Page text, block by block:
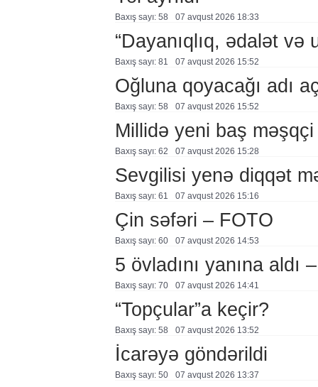
Baxış sayı: 58 07 avqust 2026 18:33
“Dayanıqlıq, ədalət
Baxış sayı: 81 07 avqust 2026 15:52
Oğluna qoyacağı adı
Baxış sayı: 58 07 avqust 2026 15:52
Millidə yeni baş məşqçi
Baxış sayı: 62 07 avqust 2026 15:28
Sevgilisi yenə diqqət
Baxış sayı: 61 07 avqust 2026 15:16
Çin səfəri – FOTO
Baxış sayı: 60 07 avqust 2026 14:53
5 övladını yanına aldı
Baxış sayı: 70 07 avqust 2026 14:41
“Topçular”a keçir?
Baxış sayı: 58 07 avqust 2026 13:52
İcarəyə göndərildi
Baxış sayı: 50 07 avqust 2026 13:37